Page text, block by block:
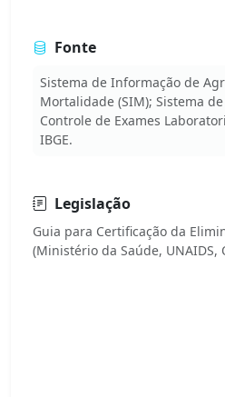
Fonte
Sistema de Informação de
Mortalidade (SIM); Sistema
Controle de Exames
IBGE.
Legislação
Guia para Certificação da